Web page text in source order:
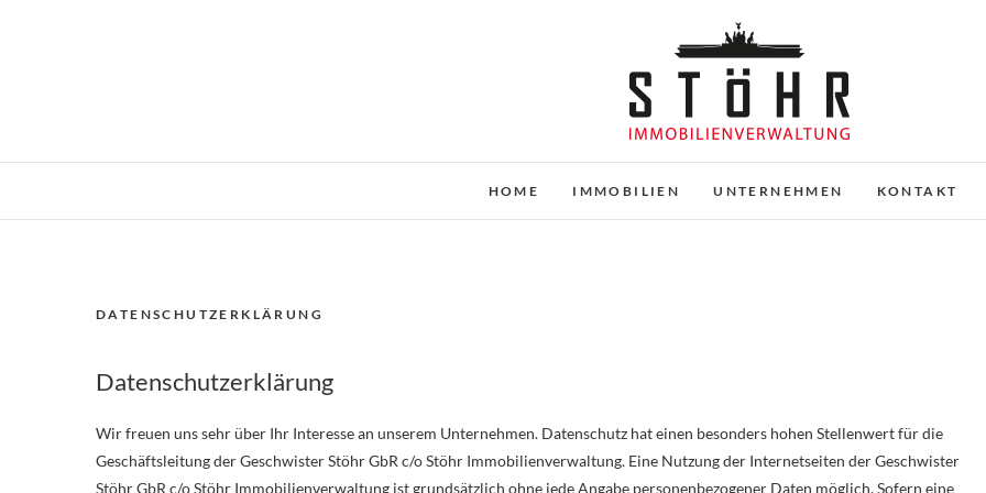
Stöhr
HOME IMMOBILIEN UNTERNEHMEN KONTAKT
DATENSCHUTZERKLÄRUNG
Datenschutzerklärung
Wir freuen uns sehr über Ihr Interesse an unserem Unternehmen. Datenschutz hat einen besonders hohen Stellenwert für die
Geschäftsleitung der Geschwister Stöhr GbR c/o Stöhr Immobilienverwaltung. Eine Nutzung der Internetseiten der Geschwister
Stöhr GbR c/o Stöhr Immobilienverwaltung ist grundsätzlich ohne jede Angabe personenbezogener Daten möglich. Sofern eine